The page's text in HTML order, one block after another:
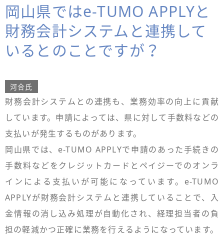
岡山県ではe-TUMO APPLYと
財務会計システムと連携して
いるとのことですが？
河合氏
財務会計システムとの連携も、業務効率の向上に貢献
しています。申請によっては、県に対して手数料などの
支払いが発生するものがあります。
岡山県では、e-TUMO APPLYで申請のあった手続きの
手数料などをクレジットカードとペイジーでのオンラ
インによる支払いが可能になっています。e-TUMO
APPLYが財務会計システムと連携していることで、入
金情報の消し込み処理が自動化され、経理担当者の負
担の軽減かつ正確に業務を行えるようになっています。